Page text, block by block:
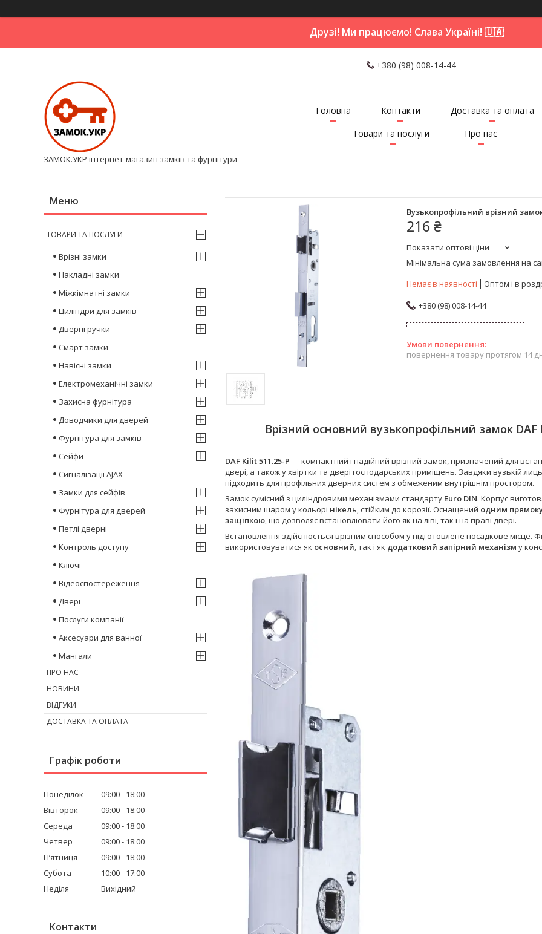
Друзі! Ми працюємо! Слава Україні! 🇺🇦
+380 (98) 008-14-44
ЗАМОК.УКР інтернет-магазин замків та фурнітури
Головна Контакти
Доставка та оплата
Товари та послуги
Про нас
Вузькопрофільний врізний
216 ₴
Показати оптові ціни
Мінімальна сума замовлення на
Немає в наявності
Оптом і в
+380 (98) 008-14-44
повернення товару протягом 14
Врізний основний вузькопрофільний замок DAF
DAF Kilit 511.25-P — компактний і надійний врізний замок, призначений для
двері, а також у хвіртки та двері господарських приміщень. Завдяки вузькій
підходить для профільних дверних систем з обмеженим внутрішнім простором.
Замок сумісний з циліндровими механізмами стандарту Euro DIN. Корпус
захисним шаром у кольорі нікель , стійким до корозії. Оснащений одним
защіпкою , що дозволяє встановлювати його як на ліві, так і на праві двері.
Встановлення здійснюється врізним способом у підготовлене посадкове
використовуватися як основний , так і як додатковий запірний механізм у
ТОВАРИ ТА ПОСЛУГИ
Врізні замки
Накладні замки
Міжкімнатні замки
Циліндри для замків
Дверні ручки
Смарт замки
Навісні замки
Електромеханічні замки
Захисна фурнітура
Доводчики для дверей
Фурнітура для замків
Сейфи
Сигналізації AJAX
Замки для сейфів
Фурнітура для дверей
Петлі дверні
Контроль доступу
Ключі
Відеоспостереження
Двері
Послуги компанії
Аксесуари для ванної
Мангали
ПРО НАС
НОВИНИ
ВІДГУКИ
ДОСТАВКА ТА ОПЛАТА
Графік роботи
Понеділок 09:00
18:00
Вівторок
09:00
18:00
Середа
09:00
18:00
Четвер
09:00
18:00
Пʼятниця
09:00
18:00
Субота
10:00
17:00
Неділя
Вихідний
Контакти